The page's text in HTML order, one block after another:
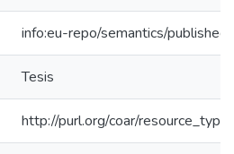
info:eu-repo/semantics/
Tesis
http://purl.org/coar/